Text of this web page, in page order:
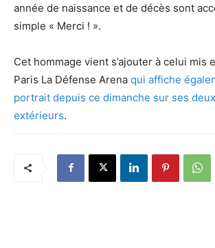
année de naissance et de décès sont
simple « Merci ! ».
Cet hommage vient s’ajouter à celui mis
Paris La Défense Arena qui affiche
portrait depuis ce dimanche sur ses
extérieurs.